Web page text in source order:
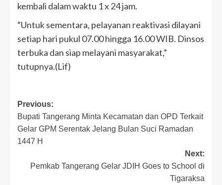
kembali dalam waktu 1 x 24 jam.
“Untuk sementara, pelayanan reaktivasi dilayani
setiap hari pukul 07.00 hingga 16.00 WIB. Dinsos
terbuka dan siap melayani masyarakat,”
tutupnya.(Lif)
Post
navigation
Previous:
Bupati Tangerang Minta Kecamatan dan OPD Terkait
Gelar GPM Serentak Jelang Bulan Suci Ramadan
1447 H
Next:
Pemkab Tangerang Gelar JDIH Goes to School di
Tigaraksa